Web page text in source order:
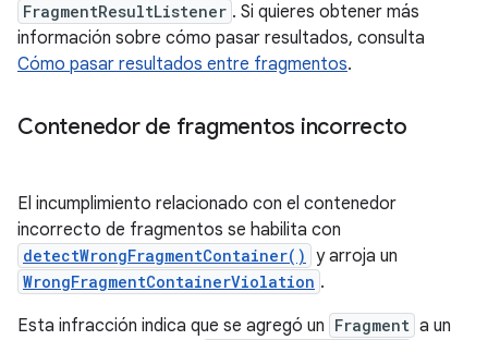
FragmentResultListener . Si quieres obtener más
información sobre cómo pasar resultados, consulta
Cómo pasar resultados entre fragmentos.
Contenedor de fragmentos incorrecto
El incumplimiento relacionado con el contenedor
incorrecto de fragmentos se habilita con
detectWrongFragmentContainer() y arroja un
WrongFragmentContainerViolation .
Esta infracción indica que se agregó un Fragment a un